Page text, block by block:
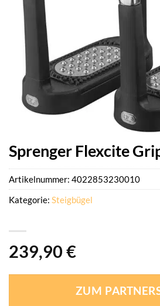
Sprenger Flexcite
239,90 €
ZUM
Artikelnummer: 4022853230010
Kategorie: Steigbügel